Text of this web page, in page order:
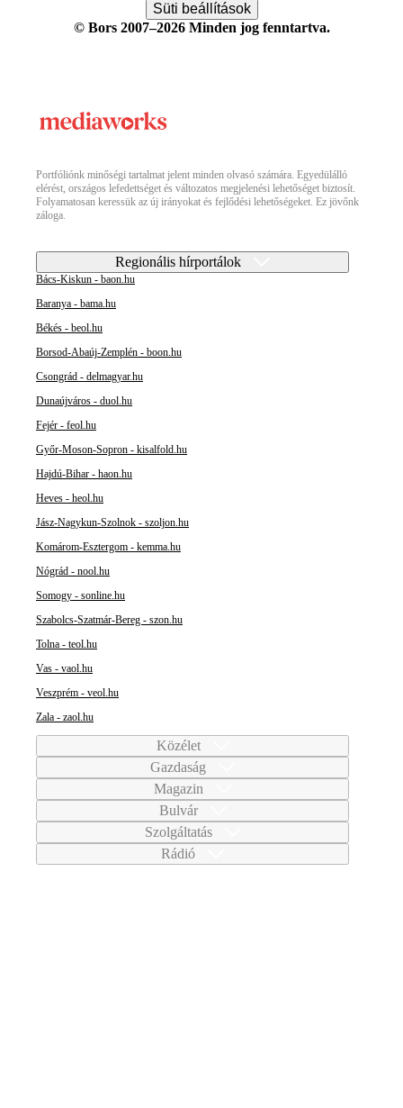
Süti beállítások
© Bors 2007–2026 Minden jog fenntartva.
Portfóliónk minőségi tartalmat jelent minden olvasó számára. Egyedülálló
elérést, országos lefedettséget és változatos megjelenési lehetőséget biztosít.
Folyamatosan keressük az új irányokat és fejlődési lehetőségeket. Ez jövőnk
záloga.
Regionális hírportálok
Bács-Kiskun - baon.hu
Baranya - bama.hu
Békés - beol.hu
Borsod-Abaúj-Zemplén - boon.hu
Csongrád - delmagyar.hu
Dunaújváros - duol.hu
Fejér - feol.hu
Győr-Moson-Sopron - kisalfold.hu
Hajdú-Bihar - haon.hu
Heves - heol.hu
Jász-Nagykun-Szolnok - szoljon.hu
Komárom-Esztergom - kemma.hu
Nógrád - nool.hu
Somogy - sonline.hu
Szabolcs-Szatmár-Bereg - szon.hu
Tolna - teol.hu
Vas - vaol.hu
Veszprém - veol.hu
Zala - zaol.hu
Közélet
Gazdaság
Magazin
Bulvár
Szolgáltatás
Rádió